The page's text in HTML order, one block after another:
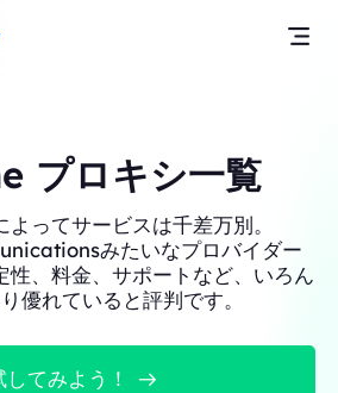
プロキシ一覧
ってサービスは千差万別。
みたいなプロバイダー
性、料金、サポートなど、いろん
優れていると評判です。
してみよう！